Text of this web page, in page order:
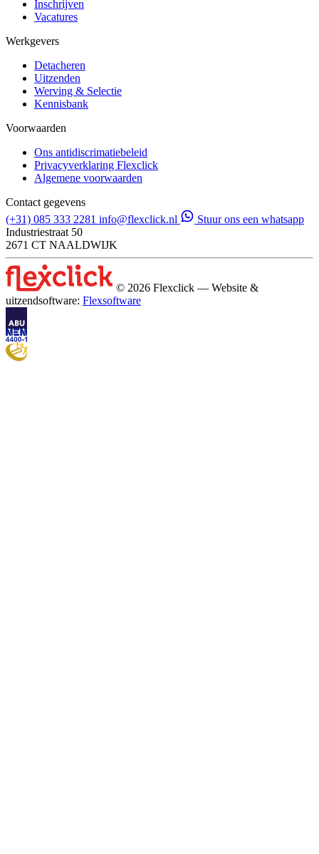
Inschrijven
Vacatures
Werkgevers
Detacheren
Uitzenden
Werving & Selectie
Kennisbank
Voorwaarden
Ons antidiscrimatiebeleid
Privacyverklaring Flexclick
Algemene voorwaarden
Contact gegevens
(+31) 085 333 2281 info@flexclick.nl
Stuur ons een whatsapp
Industriestraat 50
2671 CT NAALDWIJK
© 2026 Flexclick — Website &
uitzendsoftware: Flexsoftware